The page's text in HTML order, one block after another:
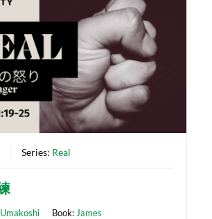
Series: Real
Book: James